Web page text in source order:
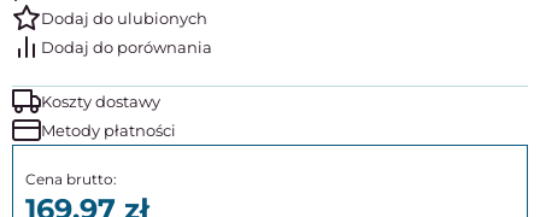
Koszty dostawy
Metody płatności
169,97